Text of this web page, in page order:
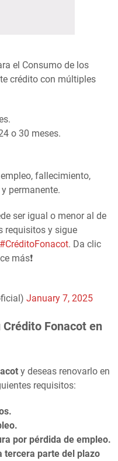
el Consumo de los
crédito con múltiples
o 30 meses.
fallecimiento,
permanente.
ser igual o menor al de
requisitos y sigue
#CréditoFonacot. Da clic
más❗️
January 7, 2025
Fonacot en
y deseas renovarlo en
requisitos:
por pérdida de empleo.
tercera parte del plazo